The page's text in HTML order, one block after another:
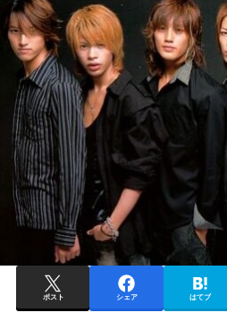
ポスト シェア はてブ